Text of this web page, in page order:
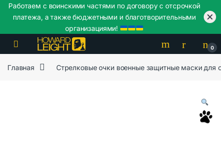
Skip to navigation
Skip to content
0
Главная Стрелковые очки военные защитные маски для
Работаем с воинскими частями по договору с отсрочкой
платежа, а также бюджетными и благотворительными
организациями!